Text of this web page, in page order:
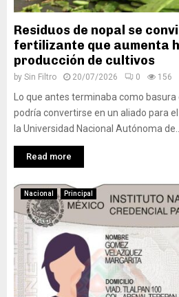
Residuos de nopal se
fertilizante que aumenta
producción de cultivos
by Sin Filtro 20/07/2026 0 156
Lo que antes terminaba como
podría convertirse en un aliado para
la Universidad Nacional Autónoma de...
Read more
Nacional Principal